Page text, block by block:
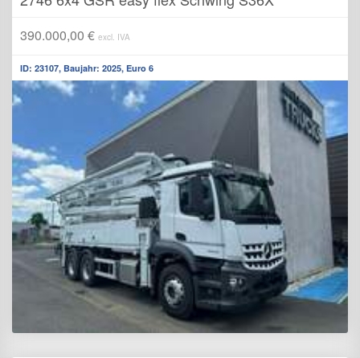
390.000,00 € excl. IVA
ID: 23107, Baujahr: 2025, Euro 6